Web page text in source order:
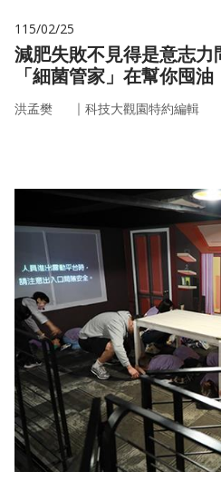
115/02/25
減肥失敗不見得是意志力
「細菌管家」在幫你囤油
洪孟樊 ｜ 科技大觀園特約編輯